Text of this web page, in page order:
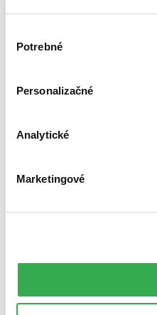
súhlasu
Potrebné
Personalizačné
Analytické
Marketingové